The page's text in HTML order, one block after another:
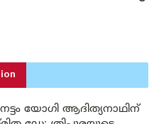
യോഗി ആദിത്യനാഥിന്